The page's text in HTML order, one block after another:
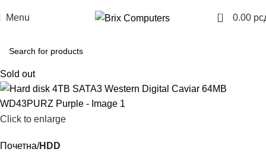
Menu 0 0.00
Sold out
Click to enlarge
Почетна HDD